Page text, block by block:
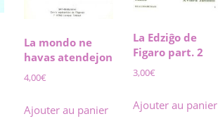
La mondo ne
havas atendejon
4,00€
Ajouter au panier
La Edziĝo de
Figaro part. 2
3,00€
Ajouter au panier